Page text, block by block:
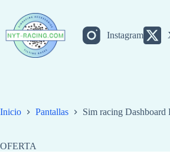
contenido
Instagram
Inicio Pantallas Sim racing Dashboard
OFERTA